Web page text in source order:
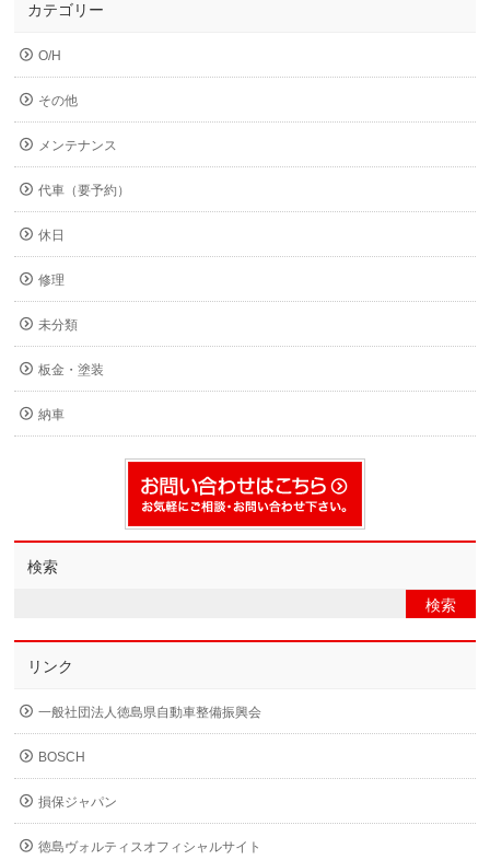
カテゴリー
O/H
その他
メンテナンス
代車（要予約）
休日
修理
未分類
板金・塗装
納車
検索
リンク
一般社団法人徳島県自動車整備振興会
BOSCH
損保ジャパン
徳島ヴォルティスオフィシャルサイト